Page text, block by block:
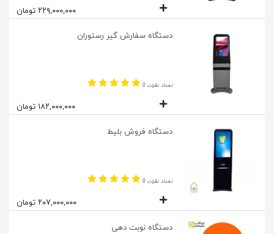
۲۲۹,۰۰۰,۰۰۰ تومان
دستگاه سفارش گیر رستوران
تعداد نظرات 0
۱۸۲,۰۰۰,۰۰۰ تومان
دستگاه فروش بلیط
تعداد نظرات 0
۲۰۷,۰۰۰,۰۰۰ تومان
دستگاه نوبت دهی